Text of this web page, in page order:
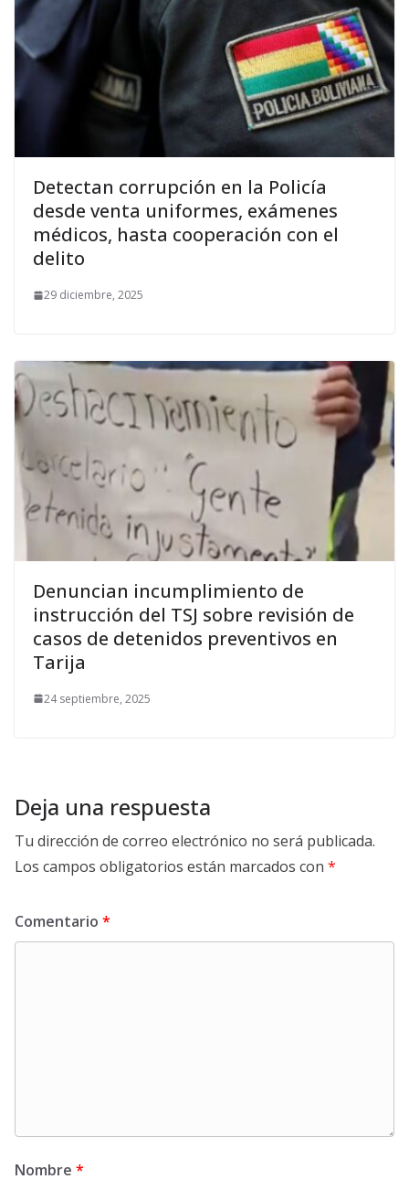
Detectan corrupción en la Policía
desde venta uniformes, exámenes
médicos, hasta cooperación con el
delito
29 diciembre, 2025
Denuncian incumplimiento de
instrucción del TSJ sobre revisión de
casos de detenidos preventivos en
Tarija
24 septiembre, 2025
Deja una respuesta
Tu dirección de correo electrónico no será publicada.
Los campos obligatorios están marcados con *
Comentario *
Nombre *